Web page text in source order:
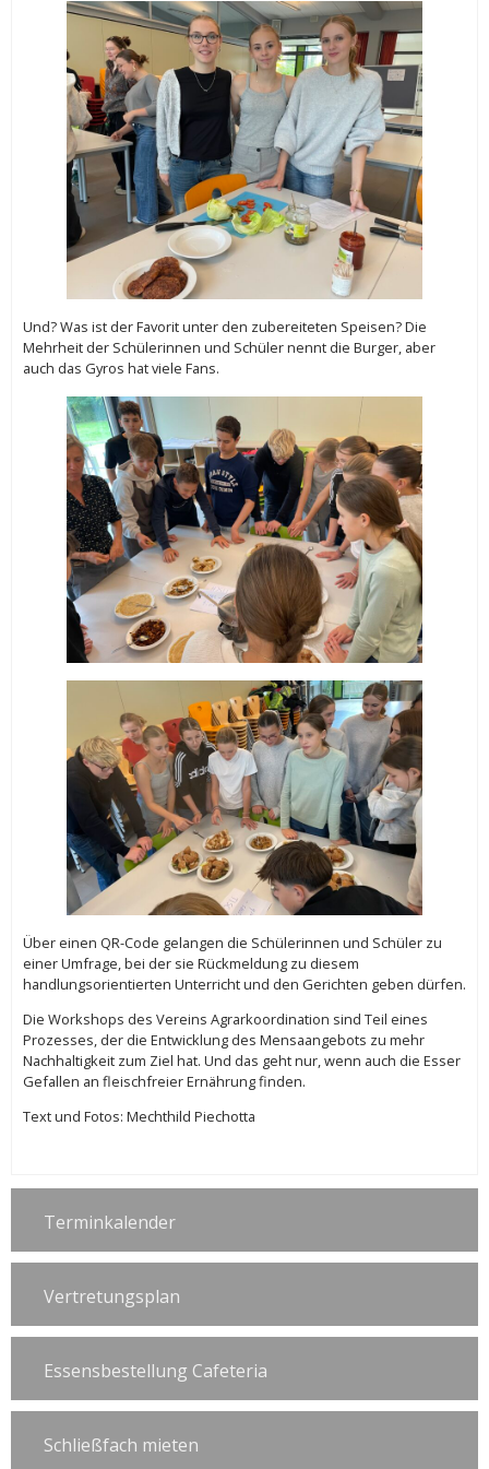
Und? Was ist der Favorit unter den zubereiteten Speisen? Die
Mehrheit der Schülerinnen und Schüler nennt die Burger, aber
auch das Gyros hat viele Fans.
Über einen QR-Code gelangen die Schülerinnen und Schüler zu
einer Umfrage, bei der sie Rückmeldung zu diesem
handlungsorientierten Unterricht und den Gerichten geben dürfen.
Die Workshops des Vereins Agrarkoordination sind Teil eines
Prozesses, der die Entwicklung des Mensaangebots zu mehr
Nachhaltigkeit zum Ziel hat. Und das geht nur, wenn auch die Esser
Gefallen an fleischfreier Ernährung finden.
Text und Fotos: Mechthild Piechotta
Terminkalender
Vertretungsplan
Essensbestellung Cafeteria
Schließfach mieten